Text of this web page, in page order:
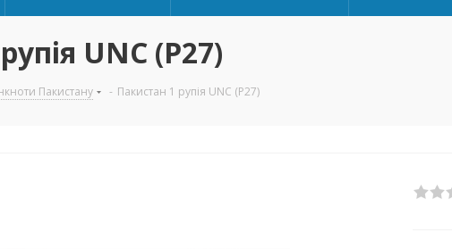
UNC (P27)
Пакистану - Пакистан 1 рупія UNC (P27)